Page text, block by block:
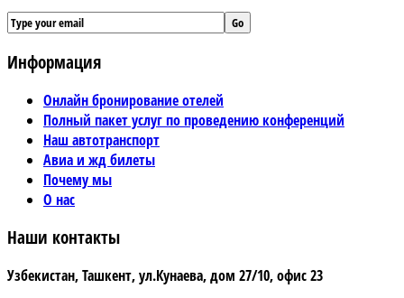
Информация
Онлайн бронирование отелей
Полный пакет услуг по проведению конференций
Наш автотранспорт
Авиа и жд билеты
Почему мы
О нас
Наши контакты
Узбекистан, Ташкент, ул.Кунаева, дом 27/10, офис 23